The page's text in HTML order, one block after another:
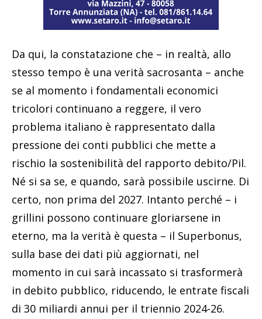
Da qui, la constatazione che – in realtà, allo
stesso tempo è una verità sacrosanta – anche
se al momento i fondamentali economici
tricolori continuano a reggere, il vero
problema italiano è rappresentato dalla
pressione dei conti pubblici che mette a
rischio la sostenibilità del rapporto debito/Pil.
Né si sa se, e quando, sarà possibile uscirne. Di
certo, non prima del 2027. Intanto perché – i
grillini possono continuare gloriarsene in
eterno, ma la verità è questa – il Superbonus,
sulla base dei dati più aggiornati, nel
momento in cui sarà incassato si trasformerà
in debito pubblico, riducendo, le entrate fiscali
di 30 miliardi annui per il triennio 2024-26.